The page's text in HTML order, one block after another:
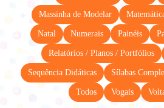
Massinha de Modelar
Natal Numerais Painéis
Relatórios / Planos / Portfólios
Sequência Didáticas Sílabas
Todos Vogais